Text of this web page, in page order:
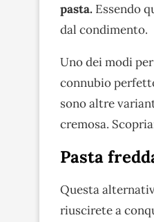
pasta. Essendo
dal condimento.
Uno dei modi
connubio
sono altre
cremosa.
Pasta
Questa
riuscirete a